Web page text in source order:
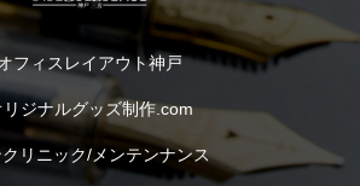
フィスレイアウト神戸
リジナルグッズ制作.com
リニック/メンテンナンス